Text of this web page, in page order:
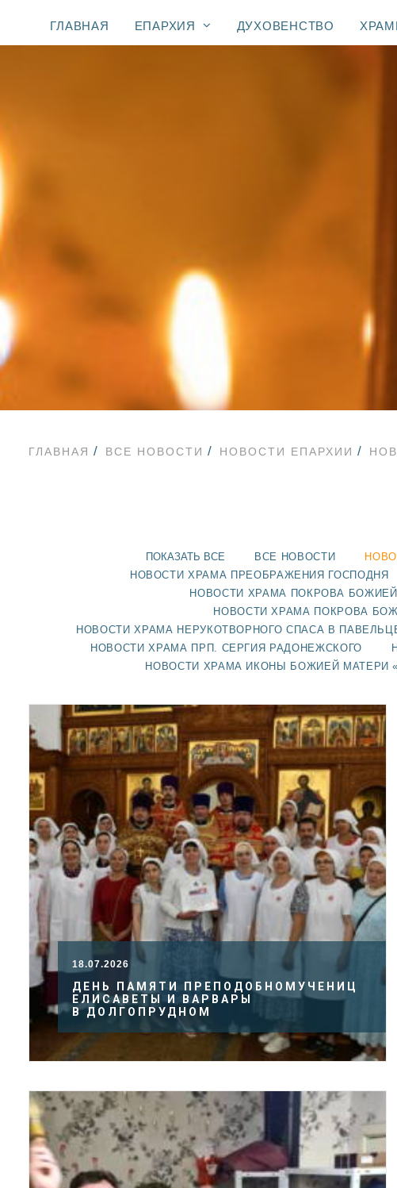
ГЛАВНАЯ ЕПАРХИЯ ДУХОВЕНСТВО
ГЛАВНАЯ ВСЕ НОВОСТИ НОВОСТИ ЕПАРХИИ
ПОКАЗАТЬ ВСЕ ВСЕ НОВОСТИ
НОВОСТИ ХРАМА ПРЕОБРАЖЕНИЯ ГОСПОДНЯ
НОВОСТИ ХРАМА ПОКРОВА
НОВОСТИ ХРАМА ПОКРОВА
НОВОСТИ ХРАМА НЕРУКОТВОРНОГО СПАСА В
НОВОСТИ ХРАМА ПРП. СЕРГИЯ РАДОНЕЖСКОГО
НОВОСТИ ХРАМА ИКОНЫ БОЖИЕЙ МАТЕРИ
18.07.2026
ДЕНЬ ПАМЯТИ ПРЕПОДОБНОМУЧЕНИЦ
ЕЛИСАВЕТЫ И ВАРВАРЫ
В ДОЛГОПРУДНОМ